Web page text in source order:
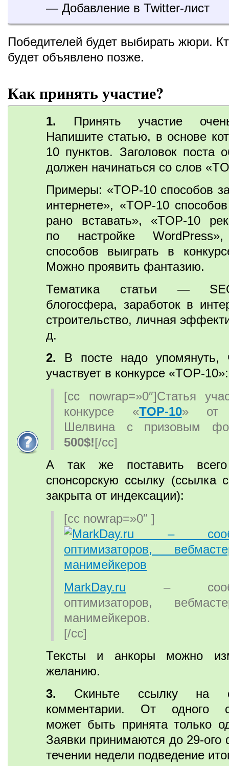
— Добавление в Twitter-лист
Победителей будет выбирать жюри.
будет объявлено позже.
Как принять участие?
1. Принять участие
Напишите статью, в основе
10 пунктов. Заголовок поста
должен начинаться со слов
Примеры: «TOP-10 способов
интернете», «TOP-10
рано вставать», «TOP-10
по настройке
способов выиграть в
Можно проявить фантазию.
Тематика статьи —
блогосфера, заработок в
строительство, личная
д.
2. В посте надо упомянуть,
участвует в конкурсе «TOP-10»:
[cc nowrap=»0″]Статья
конкурсе «TOP-10» от
Шелвина с призовым
500$![/cc]
А так же поставить
спонсорскую ссылку (ссылка
закрыта от индексации):
[cc nowrap=»0″ ]
MarkDay.ru –
оптимизаторов,
манимейкеров.
[/cc]
Тексты и анкоры можно
желанию.
3. Скиньте ссылку на
комментарии. От одного
может быть принята только
Заявки принимаются до 29-
течении недели подведение